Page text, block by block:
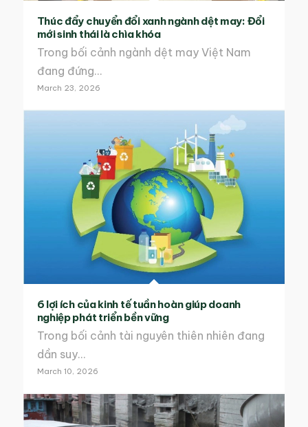
Thúc đẩy chuyển đổi xanh ngành dệt may: Đổi
mới sinh thái là chìa khóa
Trong bối cảnh ngành dệt may Việt Nam
đang đứng…
March 23, 2026
6 lợi ích của kinh tế tuần hoàn giúp doanh
nghiệp phát triển bền vững
Trong bối cảnh tài nguyên thiên nhiên đang
dần suy…
March 10, 2026